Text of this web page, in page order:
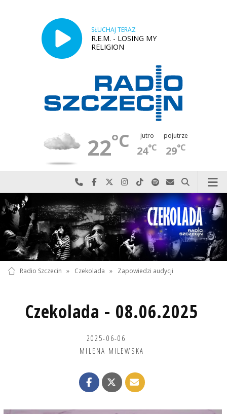
SŁUCHAJ TERAZ
R.E.M. - LOSING MY
RELIGION
22°C jutro
24°C
pojutrze
29°C
Najlepiej po prostu do nas zadzwoń
Odwiedź nas na Facebook-u
Odwiedź nas na X
Odwiedź nas na Instagram-ie
Odwiedź nas na TikTok-u
Szukaj nas na Spotify
Wyślij do nas
Szukaj
Radio Szczecin » Czekolada » Zapowiedzi audycji
Czekolada - 08.06.2025
2025-06-06
MILENA MILEWSKA